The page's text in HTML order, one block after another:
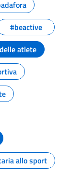
#beactive
atlete
allo sport